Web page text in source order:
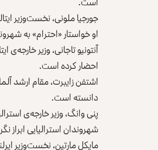
جورجیا ملونی، نخست‌وزیر
او خواستار «احترام» به
آنتونیو تاجانی، وزیر
احضار کرده است.
اشتفن زایبرت، مقام ارشد
دانسته است.
پنی وانگ، وزیر خارجه‌ی
شهروندان استرالیایی
مایکل مارتین، نخست‌وزیر